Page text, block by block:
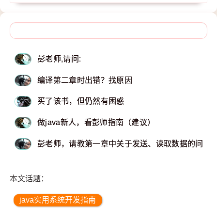
彭老师,请问:
编译第二章时出错？找原因
买了该书，但仍然有困惑
做java新人，看彭师指南（建议）
彭老师，请教第一章中关于发送、读取数据的问题
本文话题：
java实用系统开发指南